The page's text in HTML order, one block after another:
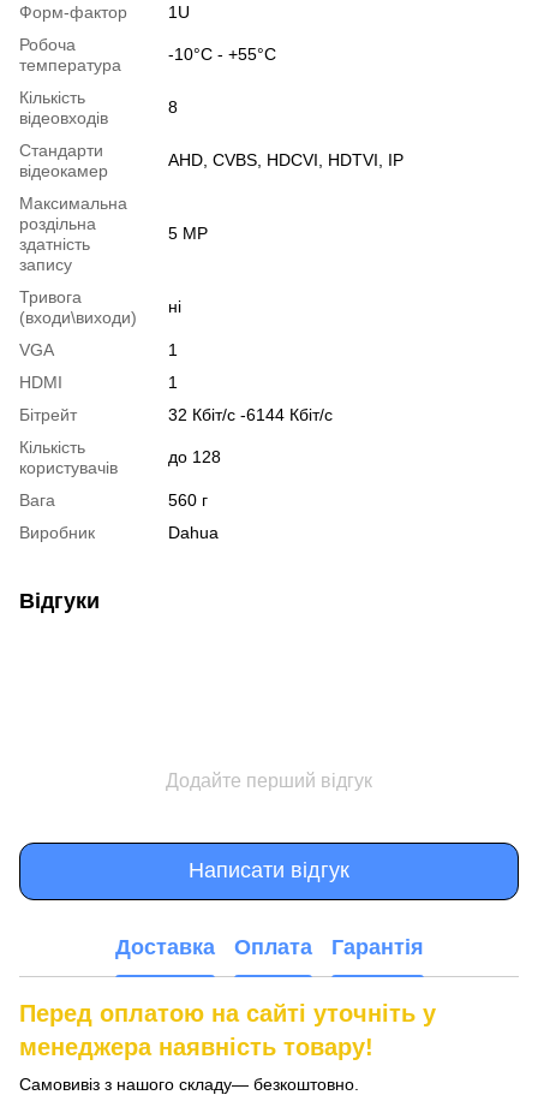
Форм-фактор
1U
Робоча
температура
-10°C - +55°C
Кількість
відеовходів
8
Стандарти
відеокамер
AHD, CVBS, HDCVI, HDTVI, IP
Максимальна
роздільна
здатність
запису
5 MP
Тривога
(входи\виходи)
ні
VGA
1
HDMI
1
Бітрейт
32 Кбіт/с -6144 Кбіт/с
Кількість
користувачів
до 128
Вага
560 г
Виробник
Dahua
Відгуки
Додайте перший відгук
Написати відгук
Доставка Оплата Гарантія
Перед оплатою на сайті уточніть у
менеджера наявність товару!
Самовивіз з нашого складу— безкоштовно.